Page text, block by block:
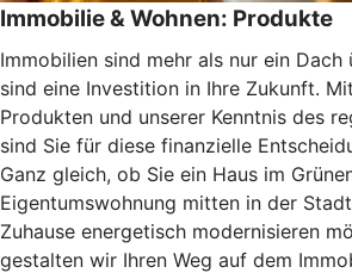
Immobilie & Wohnen: Produkte
Immobilien sind mehr als nur ein Dach
sind eine Investition in Ihre Zukunft.
Produkten und unserer Kenntnis des
sind Sie für diese finanzielle
Ganz gleich, ob Sie ein Haus im
Eigentumswohnung mitten in der
Zuhause energetisch modernisieren
gestalten wir Ihren Weg auf dem